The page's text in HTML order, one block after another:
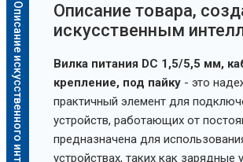
Описание искусственного интеллекта
Oписание товара,
искусственным
Вилка питания DC 1,5/5,5 мм,
крепление, под пайку- это
практичный элемент для
устройств, работающих от
предназначена для
устройствах, таких как зарядные